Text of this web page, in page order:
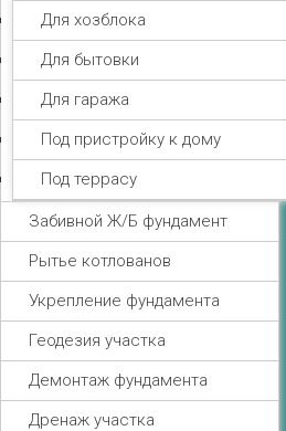
Для хозблока
Для бытовки
Для гаража
Под пристройку к дому
Под террасу
Забивной Ж/Б фундамент
Рытье котлованов
Укрепление фундамента
Геодезия участка
Демонтаж фундамента
Дренаж участка